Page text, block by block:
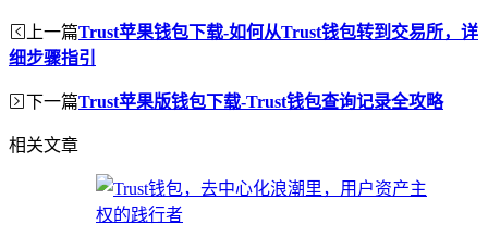
上一篇Trust苹果钱包下载-如何从Trust钱包转到交易所，详
细步骤指引
下一篇Trust苹果版钱包下载-Trust钱包查询记录全攻略
相关文章